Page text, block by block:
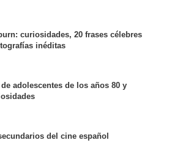
curiosidades, 20 frases célebres
inéditas
adolescentes de los años 80 y
del cine español